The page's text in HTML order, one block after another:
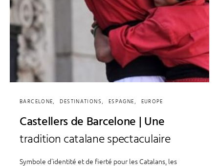
BARCELONE DESTINATIONS ESPAGNE EUROPE
Castellers de Barcelone | Une
tradition catalane spectaculaire
Symbole d'identité et de fierté pour les Catalans, les